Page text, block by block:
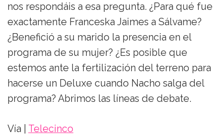
nos respondáis a esa pregunta. ¿Para qué fue
exactamente Franceska Jaimes a Sálvame?
¿Benefició a su marido la presencia en el
programa de su mujer? ¿Es posible que
estemos ante la fertilización del terreno para
hacerse un Deluxe cuando Nacho salga del
programa? Abrimos las líneas de debate.
Vía | Telecinco